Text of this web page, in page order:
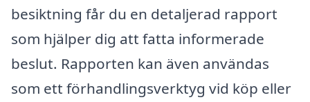
besiktning får du en detaljerad rapport
som hjälper dig att fatta informerade
beslut. Rapporten kan även användas
som ett förhandlingsverktyg vid köp eller